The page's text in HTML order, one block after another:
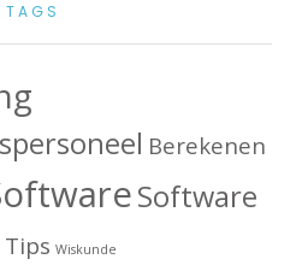
TAGS
Berekenen
Software
Tips Wiskunde